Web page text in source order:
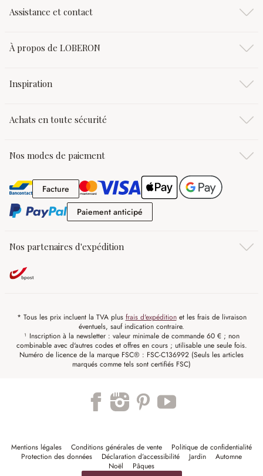
Assistance et contact
À propos de LOBERON
Inspiration
Achats en toute sécurité
Nos modes de paiement
FactureFacture
Paiement anticipé
Nos partenaires d'expédition
* Tous les prix incluent la TVA plus frais d'expéditionet les frais de livraison
éventuels, sauf indication contraire.
¹ Inscription à la newsletter : valeur minimale de commande 60 € ; non
combinable avec d'autres codes et offres en cours ; utilisable une seule fois.
Numéro de licence de la marque FSC® : FSC-C136992 (Seuls les articles
marqués comme tels sont certifiés FSC)
Mentions légales Conditions générales de vente
Politique de confidentialité
Protection des données
Déclaration d’accessibilité Jardin
Automne
Noël
Pâques